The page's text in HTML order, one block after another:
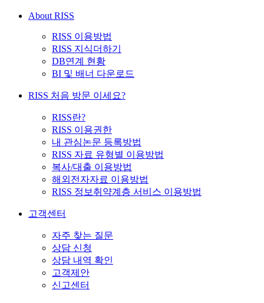
About RISS
RISS 이용방법
RISS 지식더하기
DB연계 현황
BI 및 배너 다운로드
RISS 처음 방문 이세요?
RISS란?
RISS 이용권한
내 관심논문 등록방법
RISS 자료 유형별 이용방법
복사/대출 이용방법
해외전자자료 이용방법
RISS 정보취약계층 서비스 이용방법
고객센터
자주 찾는 질문
상담 신청
상담 내역 확인
고객제안
신고센터